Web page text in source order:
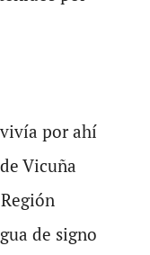
por ahí
Vicuña
de signo